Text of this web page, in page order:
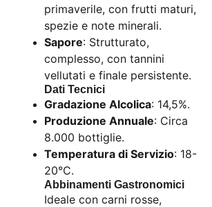
primaverile, con frutti maturi,
spezie e note minerali.
Sapore: Strutturato,
complesso, con tannini
vellutati e finale persistente.
Dati Tecnici
Gradazione Alcolica: 14,5%.
Produzione Annuale: Circa
8.000 bottiglie.
Temperatura di Servizio: 18-
20°C.
Abbinamenti Gastronomici
Ideale con carni rosse,